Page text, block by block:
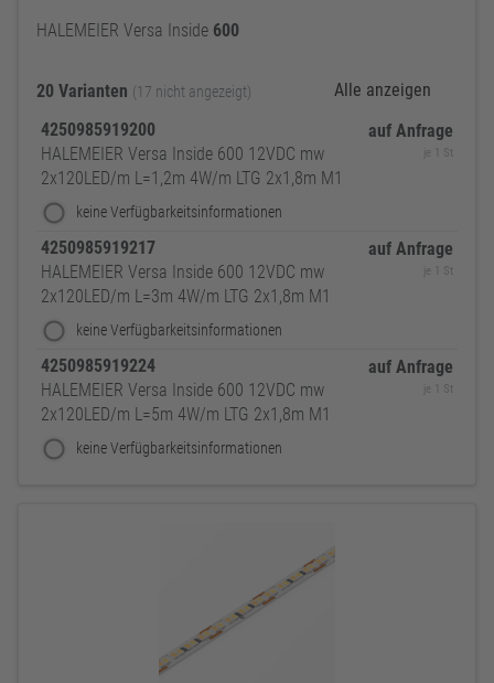
HALEMEIER Versa Inside 600
20 Varianten (17 nicht angezeigt)
Alle anzeigen
4250985919200
HALEMEIER Versa Inside 600 12VDC mw
2x120LED/m L=1,2m 4W/m LTG 2x1,8m M1
keine Verfügbarkeitsinformationen
auf Anfrage
je 1 St
4250985919217
HALEMEIER Versa Inside 600 12VDC mw
2x120LED/m L=3m 4W/m LTG 2x1,8m M1
keine Verfügbarkeitsinformationen
auf Anfrage
je 1 St
4250985919224
HALEMEIER Versa Inside 600 12VDC mw
2x120LED/m L=5m 4W/m LTG 2x1,8m M1
keine Verfügbarkeitsinformationen
auf Anfrage
je 1 St